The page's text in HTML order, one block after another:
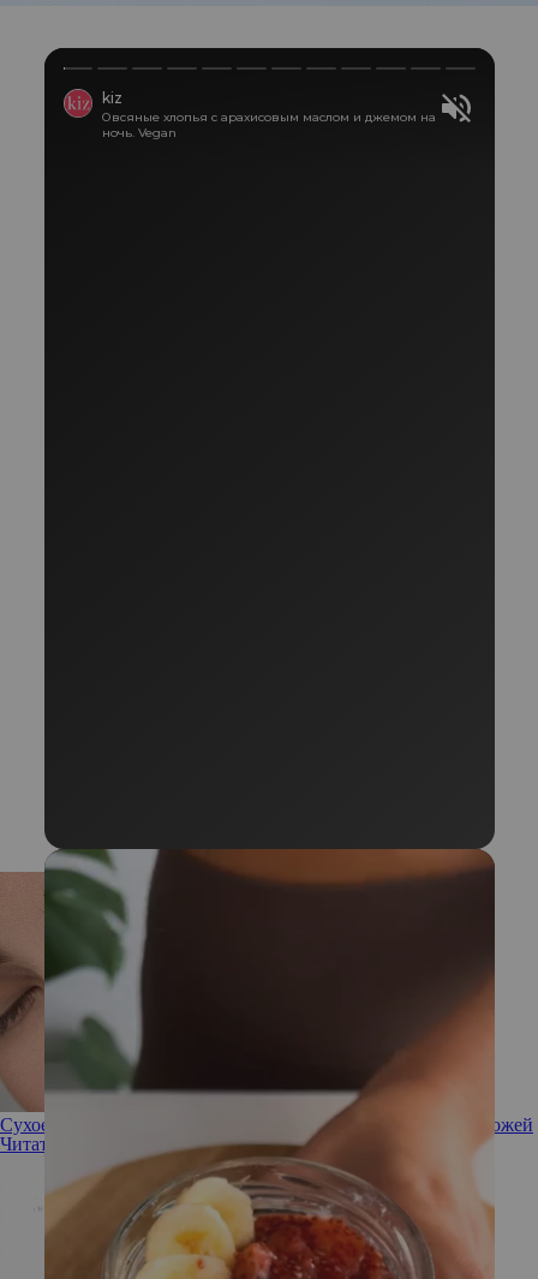
Сухое умывание: в чем заключается новый метод ухода за кожей
Читать полностью